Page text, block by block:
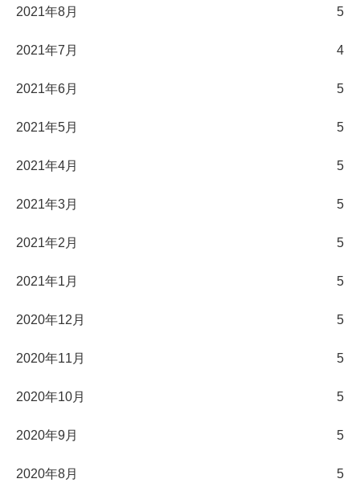
2021年8月 5
2021年7月 4
2021年6月 5
2021年5月 5
2021年4月 5
2021年3月 5
2021年2月 5
2021年1月 5
2020年12月 5
2020年11月 5
2020年10月 5
2020年9月 5
2020年8月 5